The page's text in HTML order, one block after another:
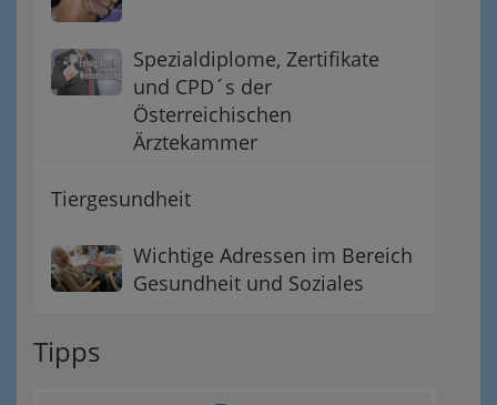
Spezialdiplome, Zertifikate
und CPD´s der
Österreichischen
Ärztekammer
Tiergesundheit
Wichtige Adressen im Bereich
Gesundheit und Soziales
Tipps